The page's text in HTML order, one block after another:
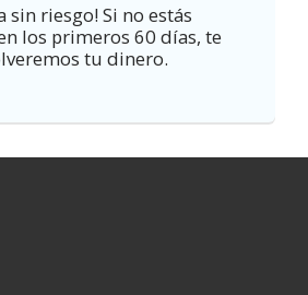
sin riesgo! Si no estás
los primeros 60 días, te
tu dinero.